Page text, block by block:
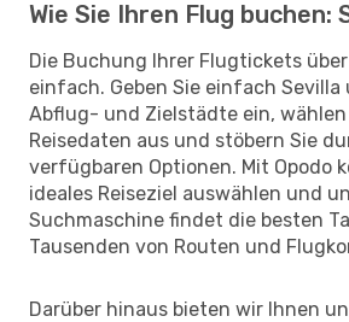
Wie Sie Ihren Flug buchen:
Die Buchung Ihrer Flugtickets
einfach. Geben Sie einfach Sevilla
Abflug- und Zielstädte ein, wählen
Reisedaten aus und stöbern Sie
verfügbaren Optionen. Mit Opodo
ideales Reiseziel auswählen und
Suchmaschine findet die besten
Tausenden von Routen und
Darüber hinaus bieten wir Ihnen